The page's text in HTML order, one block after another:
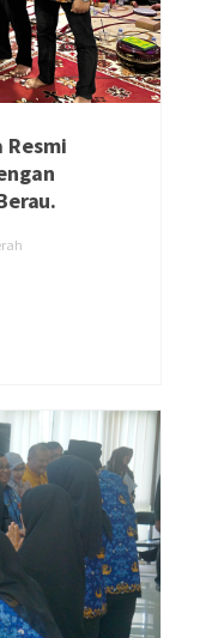
Resmi